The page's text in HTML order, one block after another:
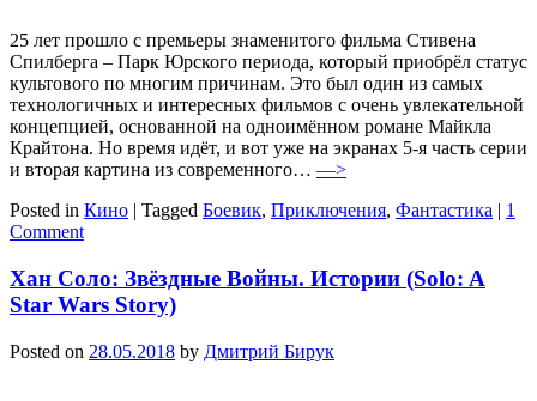
25 лет прошло с премьеры знаменитого фильма Стивена
Спилберга – Парк Юрского периода, который приобрёл статус
культового по многим причинам. Это был один из самых
технологичных и интересных фильмов с очень увлекательной
концепцией, основанной на одноимённом романе Майкла
Крайтона. Но время идёт, и вот уже на экранах 5-я часть серии
и вторая картина из современного… —>
Posted in Кино | Tagged Боевик, Приключения, Фантастика | 1
Comment
Хан Соло: Звёздные Войны. Истории (Solo: A
Star Wars Story)
Posted on 28.05.2018 by Дмитрий Бирук